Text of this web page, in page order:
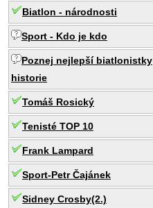
Biatlon - národnosti
Sport - Kdo je kdo
Poznej nejlepší biatlonistky
historie
Tomáš Rosický
Tenisté TOP 10
Frank Lampard
Sport-Petr Čajánek
Sidney Crosby(2.)